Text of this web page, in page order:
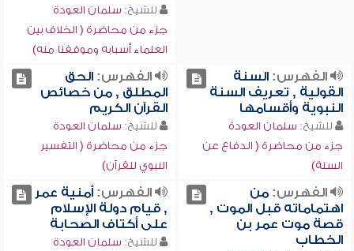
للشيخ: سلمان العودة
جزء من محاضرة ( الخلاف بين
العلماء أسبابه وموقفنا منه)
الفهرس:السنة
القولية , تعريف السنة
النبوية وأقسامها
للشيخ: سلمان العودة
جزء من محاضرة ( الدفاع عن
السنة)
الفهرس:الحق
المطلق , من خصائص
القرآن الكريم
للشيخ: سلمان العودة
جزء من محاضرة ( التفسير
النبوي للقرآن)
الفهرس:من
اهتماماته قبل الموت ,
قصة موت عمر بن
الخطاب
الفهرس:أمنية عمر
, قيام دولة الإسلام
على أكتاف الصحابة
للشيخ: سلمان العودة